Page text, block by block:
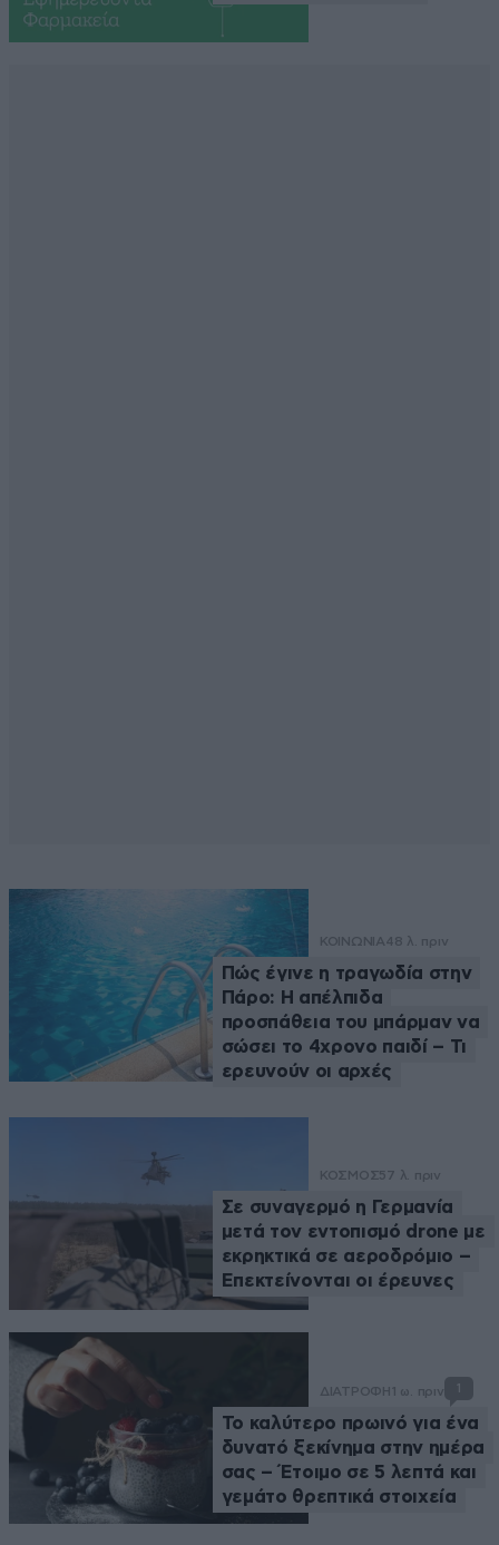
ΚΟΙΝΩΝΙΑ48 λ. πριν
Πώς έγινε η τραγωδία στην
Πάρο: Η απέλπιδα
προσπάθεια του μπάρμαν να
σώσει το 4χρονο παιδί – Τι
ερευνούν οι αρχές
ΚΟΣΜΟΣ57 λ. πριν
Σε συναγερμό η Γερμανία
μετά τον εντοπισμό drone με
εκρηκτικά σε αεροδρόμιο –
Επεκτείνονται οι έρευνες
ΔΙΑΤΡΟΦΗ 1 ω. πριν
Το καλύτερο πρωινό για ένα
δυνατό ξεκίνημα στην ημέρα
σας – Έτοιμο σε 5 λεπτά και
γεμάτο θρεπτικά στοιχεία